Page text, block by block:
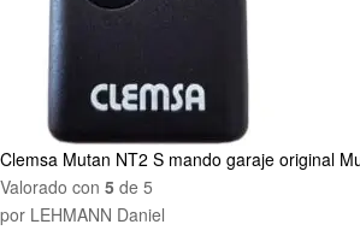
Clemsa Mutan NT2 S mando garaje original
Valorado con 5 de 5
por LEHMANN Daniel